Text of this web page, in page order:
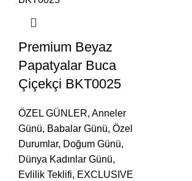
Premium Beyaz
Papatyalar Buca
Çiçekçi BKT0025
ÖZEL GÜNLER, Anneler
Günü, Babalar Günü, Özel
Durumlar, Doğum Günü,
Dünya Kadınlar Günü,
Evlilik Teklifi, EXCLUSIVE